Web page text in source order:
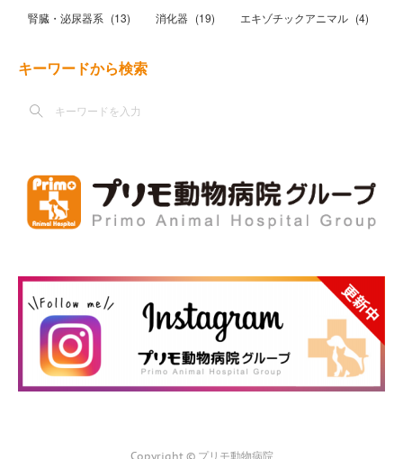
腎臓・泌尿器系 (13) 消化器 (19) エキゾチックアニマル (4)
キーワードから検索
Copyright © プリモ動物病院